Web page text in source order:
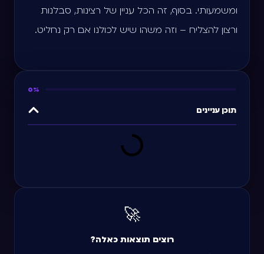
ומשמעותי. בסוף, זה הכל עניין של רצינות, סבלנות
ורצון להצליח – וזה משהו שיש לכולנו אם רק נחליט.
0%
תוכן עניינים
🚀
רוצים תוצאות כאלה?